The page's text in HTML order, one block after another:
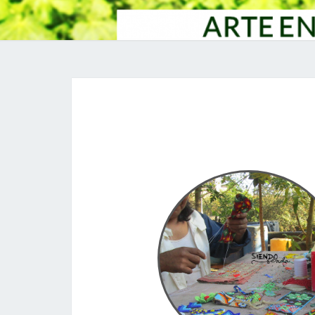
El arte de la chaquira,
Nayarit
En San María del Oro, Nayarit, México